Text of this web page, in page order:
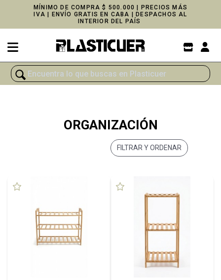
MÍNIMO DE COMPRA $ 500.000 | PRECIOS MÁS
IVA | ENVÍO GRATIS EN CABA | DESPACHOS AL
INTERIOR DEL PAÍS
ORGANIZACIÓN
FILTRAR Y ORDENAR